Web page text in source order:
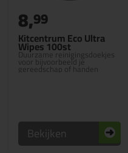
Kitcentrum Eco Ultra
Wipes 100st
Duurzame reinigingsdoekjes
voor bijvoorbeeld je
gereedschap of handen
8,99
Bekijken